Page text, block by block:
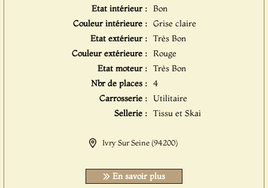
Etat intérieur : Bon
Couleur intérieure : Grise claire
Etat extérieur : Très Bon
Couleur extérieure : Rouge
Etat moteur : Très Bon
Nbr de places : 4
Carrosserie : Utilitaire
Sellerie : Tissu et Skai
Ivry Sur Seine (94200)
En savoir plus